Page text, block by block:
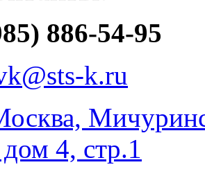
886-54-95
k.ru
4, стр.1